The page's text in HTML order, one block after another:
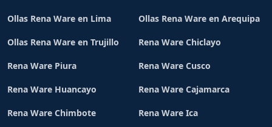
Ollas Rena Ware en Lima Ollas Rena Ware en Arequipa
Ollas Rena Ware en Trujillo Rena Ware Chiclayo
Rena Ware Piura Rena Ware Cusco
Rena Ware Huancayo Rena Ware Cajamarca
Rena Ware Chimbote Rena Ware Ica